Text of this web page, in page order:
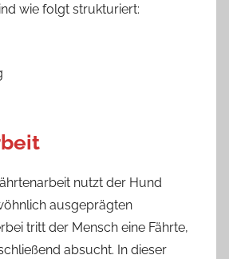
wie folgt strukturiert:
nutzt der Hund
ausgeprägten
tritt der Mensch eine Fährte,
absucht. In dieser